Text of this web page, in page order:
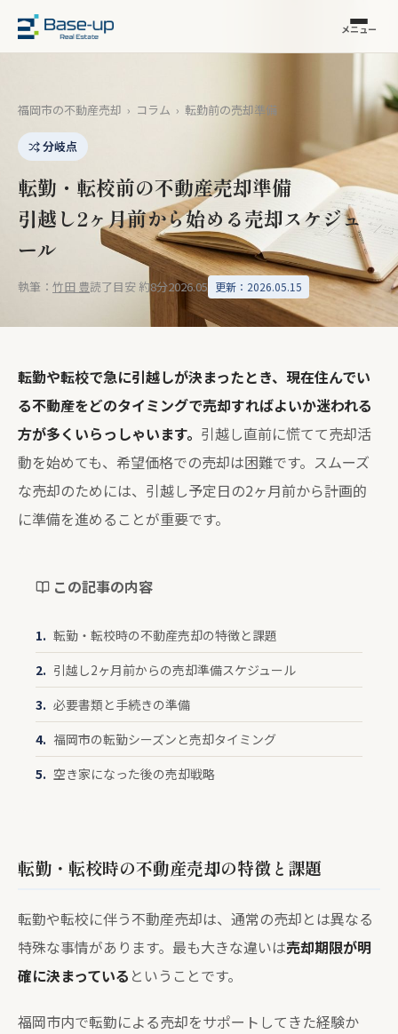
メニュー
福岡市の不動産売却 › コラム › 転勤前の売却準備
分岐点
転勤・転校前の不動産売却準備
引越し2ヶ月前から始める売却スケジュ
ール
執筆： 竹田 豊読了目安 約8分2026.05 更新：2026.05.15
転勤や転校で急に引越しが決まったとき、現在住んでい
る不動産をどのタイミングで売却すればよいか迷われる
方が多くいらっしゃいます。 引越し直前に慌てて売却活
動を始めても、希望価格での売却は困難です。スムーズ
な売却のためには、引越し予定日の2ヶ月前から計画的
に準備を進めることが重要です。
この記事の内容
転勤・転校時の不動産売却の特徴と課題
引越し2ヶ月前からの売却準備スケジュール
必要書類と手続きの準備
福岡市の転勤シーズンと売却タイミング
空き家になった後の売却戦略
転勤・転校時の不動産売却の特徴と課題
転勤や転校に伴う不動産売却は、通常の売却とは異なる
特殊な事情があります。最も大きな違いは売却期限が明
確に決まっている ということです。
福岡市内で転勤による売却をサポートしてきた経験か